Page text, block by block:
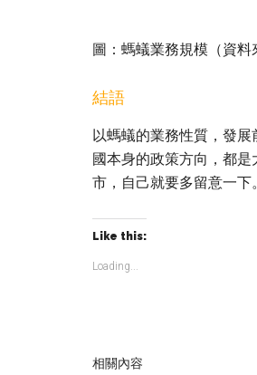
圖：螞蟻業務規模（資料
結語
以螞蟻的業務性質，發
國本身的政策方向，都
市，自己就要多留意一下。
Like this:
Loading...
相關內容